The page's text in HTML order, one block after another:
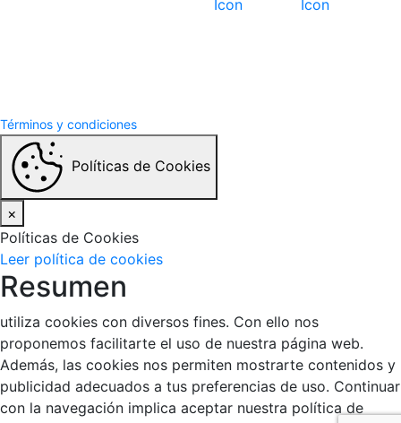
Términos y condiciones
Políticas de Cookies
×
Políticas de Cookies
Leer política de cookies
Resumen
utiliza cookies con diversos fines. Con ello nos
proponemos facilitarte el uso de nuestra página web.
Además, las cookies nos permiten mostrarte contenidos y
publicidad adecuados a tus preferencias de uso. Continuar
con la navegación implica aceptar nuestra política de